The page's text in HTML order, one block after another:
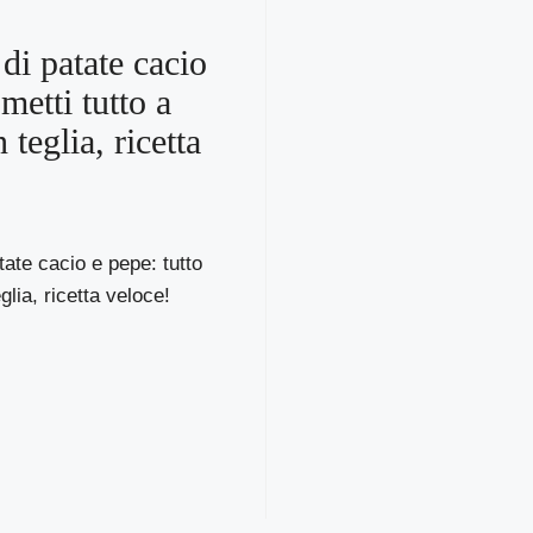
patate cacio
tutto a
teglia, ricetta
cacio e pepe: tutto
ricetta veloce!